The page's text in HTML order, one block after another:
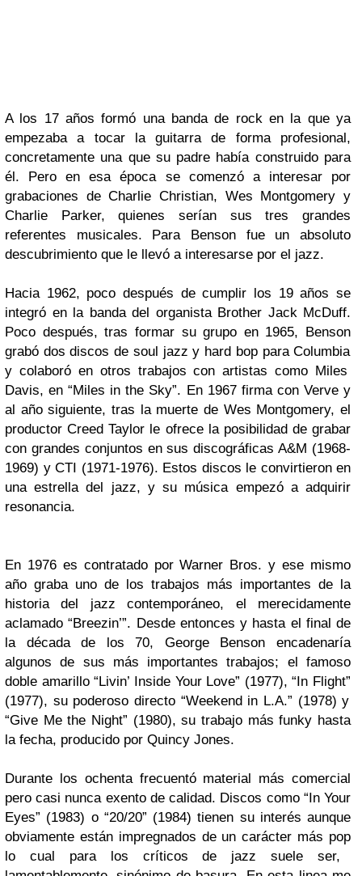
A los 17 años formó una banda de rocken la que ya
empezaba a tocar la guitarra de forma profesional,
concretamente una que su padre había construido para
él. Pero en esa época se comenzó a interesar por
grabaciones deCharlie Christian, Wes Montgomery y
Charlie Parker, quienes serían sus tres grandes
referentes musicales. Para Benson fue un absoluto
descubrimiento que le llevó a interesarse por el jazz.
Hacia 1962, poco después de cumplir los 19 años se
integró en la banda del organista Brother Jack McDuff.
Poco después, tras formar su grupo en 1965, Benson
grabó dos discos de soul jazz y hard bopparaColumbia
y colaboró en otros trabajos con artistas como Miles
Davis, en“Miles in the Sky”. En 1967 firma con Vervey
al año siguiente, tras la muerte de Wes Montgomery, el
productorCreed Taylor le ofrece la posibilidad de grabar
con grandes conjuntos en sus discográficasA&M (1968-
1969) y CTI (1971-1976). Estos discos le convirtieron en
una estrella del jazz, y su música empezó a adquirir
resonancia.
En 1976 es contratado porWarner Bros. y ese mismo
año graba uno de los trabajos más importantes de la
historia del jazz contemporáneo, el merecidamente
aclamado“Breezin’”. Desde entonces y hasta el final de
la década de los 70, George Benson encadenaría
algunos de sus más importantes trabajos; el famoso
doble amarillo“Livin’ Inside Your Love” (1977),“In Flight”
(1977), su poderoso directo “Weekend in L.A.” (1978) y
“Give Me the Night” (1980), su trabajo másfunky hasta
la fecha, producido por Quincy Jones.
Durante los ochenta frecuentó material más comercial
pero casi nunca exento de calidad. Discos como “In Your
Eyes” (1983) o “20/20” (1984) tienen su interés aunque
obviamente están impregnados de un carácter más pop
lo cual para los críticos de jazzsuele ser,